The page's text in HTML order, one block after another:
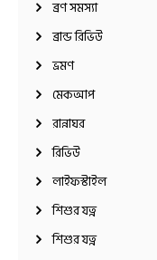
ব্রণ সমস্যা
ব্রান্ড রিভিউ
ভ্রমণ
মেকআপ
রান্নাঘর
রিভিউ
লাইফস্টাইল
শিশুর যত্ন
শিশুর যত্ন